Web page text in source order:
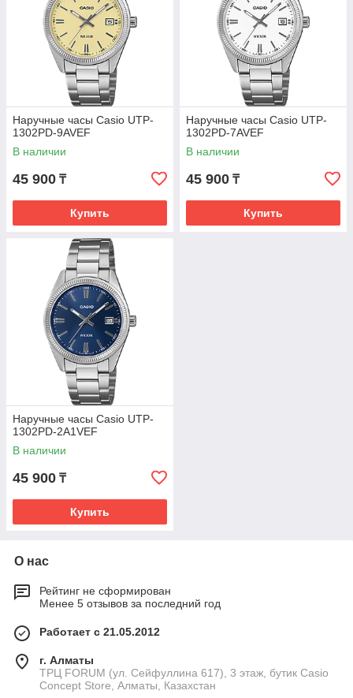
Наручные часы Casio UTP-
1302PD-9AVEF
В наличии
45 900 ₸
Купить
Наручные часы Casio UTP-
1302PD-7AVEF
В наличии
45 900 ₸
Купить
Наручные часы Casio UTP-
1302PD-2A1VEF
В наличии
45 900 ₸
Купить
О нас
Рейтинг не сформирован
Менее 5 отзывов за последний год
Работает с 21.05.2012
г. Алматы
ТРЦ FORUM (ул. Сейфуллина 617), 3 этаж, бутик Casio
Concept Store, Алматы, Казахстан